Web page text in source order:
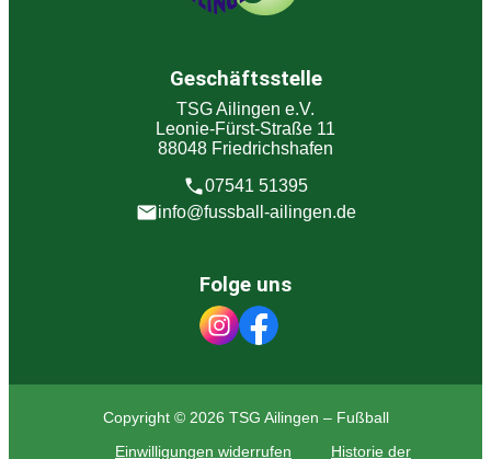
Geschäftsstelle
TSG Ailingen e.V.
Leonie-Fürst-Straße 11
88048 Friedrichshafen
07541 51395
info@fussball-ailingen.de
Folge uns
Copyright © 2026 TSG Ailingen – Fußball
Einwilligungen widerrufen
Historie der